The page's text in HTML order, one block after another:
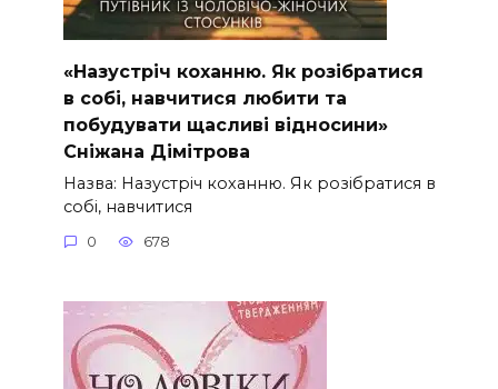
«Назустріч коханню. Як розібратися
в собі, навчитися любити та
побудувати щасливі відносини»
Сніжана Дімітрова
Назва: Назустріч коханню. Як розібратися в
собі, навчитися
0 678